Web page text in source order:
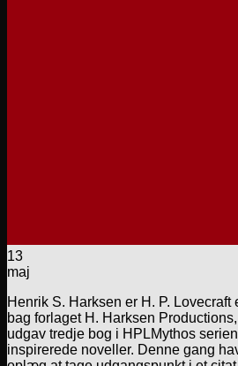
13
maj
Henrik S. Harksen er H. P. Lovecraft
bag forlaget H. Harksen
udgav tredje bog i HPLMythos
inspirerede noveller. Denne gang